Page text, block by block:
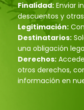
Finalidad: Enviar
descuentos y
Legitimación:
Destinatarios:
una obligación
Derechos:
otros derechos,
información en